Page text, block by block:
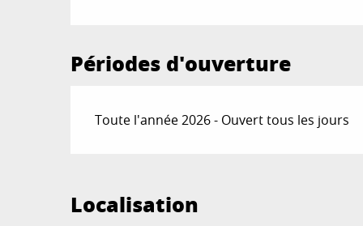
Périodes d'ouverture
Toute l'année 2026 - Ouvert tous les jours
Localisation